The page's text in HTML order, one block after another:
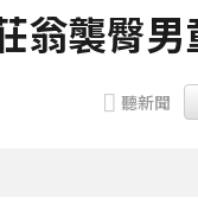
2027
真不是蓋的
翁襲臀
聽新聞